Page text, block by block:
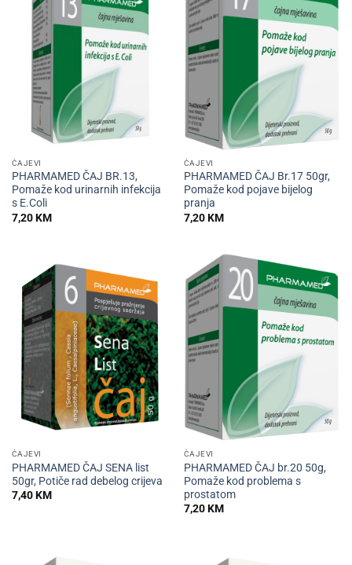
ČAJEVI
PHARMAMED ČAJ BR.13,
Pomaže kod urinarnih infekcija
s E.Coli
7,20KM
ČAJEVI
PHARMAMED ČAJ Br.17 50gr,
Pomaže kod pojave bijelog
pranja
7,20KM
ČAJEVI
PHARMAMED ČAJ SENA list
50gr, Potiče rad debelog crijeva
7,40KM
ČAJEVI
PHARMAMED ČAJ br.20 50g,
Pomaže kod problema s
prostatom
7,20KM